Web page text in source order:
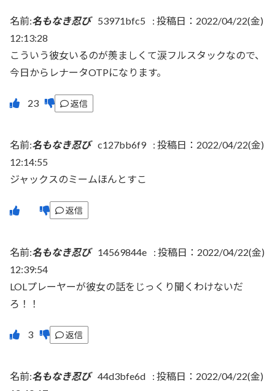
名前:名もなき忍び 53971bfc5 : 投稿日：2022/04/22(金)
12:13:28
こういう彼女いるのが羨ましくて涙フルスタックなので、
今日からレナータOTPになります。
返信
名前:名もなき忍び c127bb6f9 : 投稿日：2022/04/22(金)
12:14:55
ジャックスのミームほんとすこ
返信
名前:名もなき忍び 14569844e : 投稿日：2022/04/22(金)
12:39:54
LOLプレーヤーが彼女の話をじっくり聞くわけないだ
ろ！！
返信
名前:名もなき忍び 44d3bfe6d : 投稿日：2022/04/22(金)